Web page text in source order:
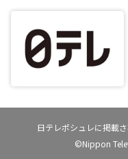
日テレポシュレに掲載
©Nippon